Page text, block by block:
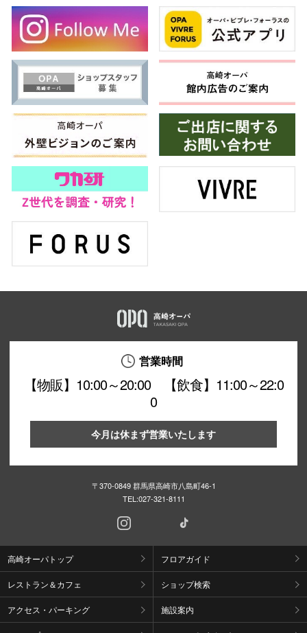
営業時間
【物販】10:00～20:00 【飲食】11:00～22:0
0
今月は休まず営業いたします
〒370-0849 群馬県高崎市八島町46-1
TEL:027-321-8111
高崎オーパトップ フロアガイド
レストラン＆カフェ ショップ検索
アクセス・パーキング 施設案内